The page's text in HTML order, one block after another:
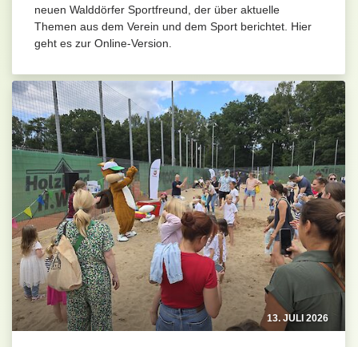
neuen Walddörfer Sportfreund, der über aktuelle
Themen aus dem Verein und dem Sport berichtet. Hier
geht es zur Online-Version.
13. JULI 2026